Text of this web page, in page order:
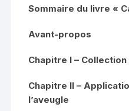
Sommaire du livre «
Avant-propos
Chapitre I –
Chapitre II –
l’aveugle